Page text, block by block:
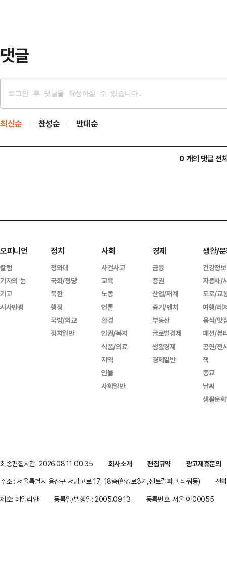
댓글
최신순 찬성순 반대순
0 개의 댓글 전
오피니언
칼럼
기자의 눈
기고
시사만평
정치
청와대
국회/정당
북한
행정
국방/외교
정치일반
사회
사건사고
교육
노동
언론
환경
인권/복지
식품/의료
지역
인물
사회일반
경제
금융
증권
산업/재계
중기/벤처
부동산
글로벌경제
생활경제
경제일반
생활/
건강정보
자동차/
도로/교
여행/레
음식/맛
패션/뷰
공연/전
책
종교
날씨
생활문
최종편집시간: 2026.08.11 00:35 회사소개 편집규약
광고제휴문의
주소 : 서울특별시 용산구 서빙고로 17, 18층(한강로3가,센트럴파크 타워동)
전
제호: 데일리안
등록일/발행일: 2005.09.13 등록번호: 서울 아00055